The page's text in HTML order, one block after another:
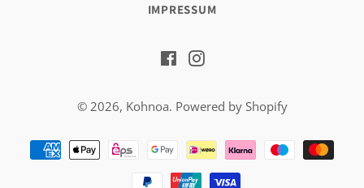
IMPRESSUM
FacebookInstagram
© 2026, Kohnoa. Powered by Shopify
Zahlungsarten